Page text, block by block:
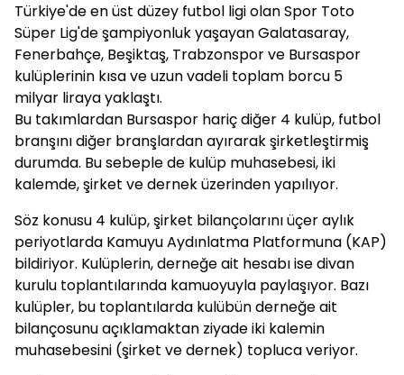
Türkiye'de en üst düzey futbol ligi olan Spor Toto
Süper Lig'de şampiyonluk yaşayan Galatasaray,
Fenerbahçe, Beşiktaş, Trabzonspor ve Bursaspor
kulüplerinin kısa ve uzun vadeli toplam borcu 5
milyar liraya yaklaştı.
Bu takımlardan Bursaspor hariç diğer 4 kulüp, futbol
branşını diğer branşlardan ayırarak şirketleştirmiş
durumda. Bu sebeple de kulüp muhasebesi, iki
kalemde, şirket ve dernek üzerinden yapılıyor.
Söz konusu 4 kulüp, şirket bilançolarını üçer aylık
periyotlarda Kamuyu Aydınlatma Platformuna (KAP)
bildiriyor. Kulüplerin, derneğe ait hesabı ise divan
kurulu toplantılarında kamuoyuyla paylaşıyor. Bazı
kulüpler, bu toplantılarda kulübün derneğe ait
bilançosunu açıklamaktan ziyade iki kalemin
muhasebesini (şirket ve dernek) topluca veriyor.